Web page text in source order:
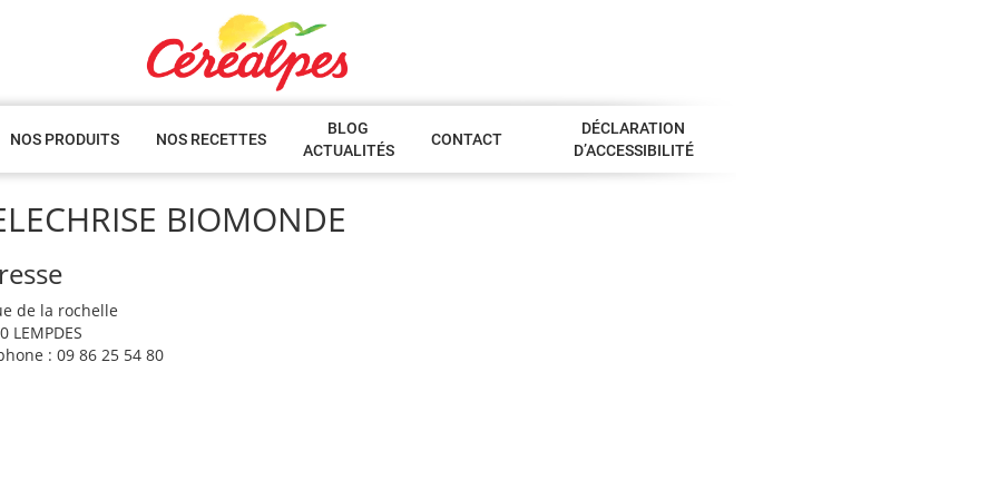
NOS PRODUITS NOS RECETTES
BLOG
ACTUALITÉS
CONTACT
DÉCLARATION
D’ACCESSIBILITÉ
BIOMONDE
de la rochelle
LEMPDES
: 09 86 25 54 80